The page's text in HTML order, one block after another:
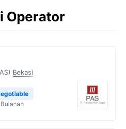
Operator
Bekasi
Bulanan